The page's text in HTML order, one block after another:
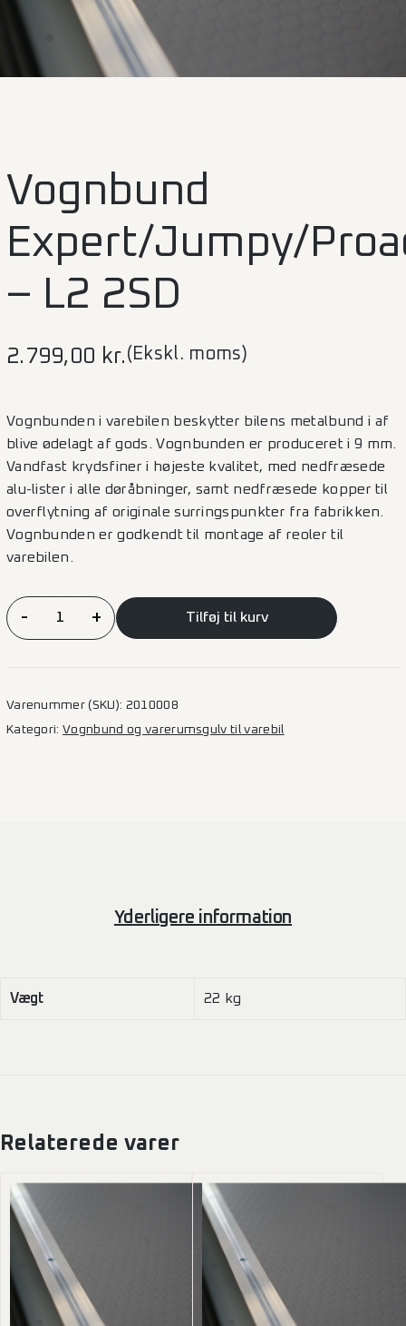
Vognbund
Expert/Jumpy/
– L2 2SD
2.799,00 kr. (Ekskl. moms)
Vognbunden i varebilen beskytter bilens metalbund i af
blive ødelagt af gods. Vognbunden er produceret i 9 mm.
Vandfast krydsfiner i højeste kvalitet, med nedfræsede
alu-lister i alle døråbninger, samt nedfræsede kopper til
overflytning af originale surringspunkter fra fabrikken.
Vognbunden er godkendt til montage af reoler til
varebilen.
Vognbund
Expert/Jumpy/Proace/Vivaro/Scudo
- + Tilføj til kurv
Varenummer (SKU): 2010008
Kategori:Vognbund og varerumsgulv til varebil
Yderligere information
Vægt 22 kg
Relaterede varer